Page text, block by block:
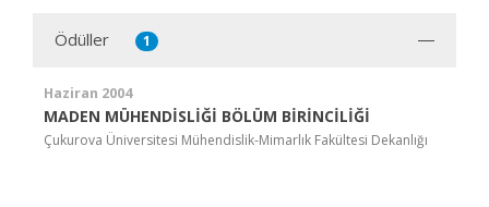
Ödüller 1
Haziran 2004
MADEN MÜHENDİSLİĞİ BÖLÜM BİRİNCİLİĞİ
Çukurova Üniversitesi Mühendislik-Mimarlık Fakültesi Dekanlığı